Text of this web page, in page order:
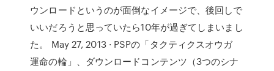
ウンロードというのが面倒なイメージで、後回しで
いいだろうと思っていたら10年が過ぎてしまいまし
た。 May 27, 2013 · PSPの「タクティクスオウガ
運命の輪」、ダウンロードコンテンツ（3つのシナ